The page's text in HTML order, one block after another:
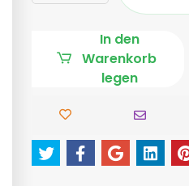
In den
Warenkorb
legen